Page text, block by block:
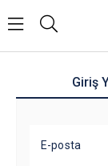
Giriş
E-posta